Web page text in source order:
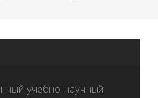
учебно-научный